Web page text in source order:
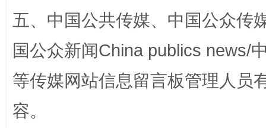
五、中国公共传媒、中国公众传
国公众新闻China publics news/
等传媒网站信息留言板管理人员
容。